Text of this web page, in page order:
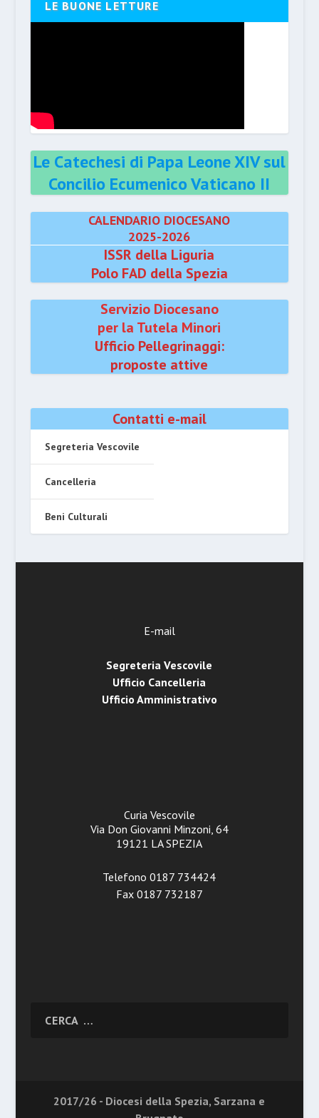
LE BUONE LETTURE
Le Catechesi di Papa Leone XIV sul
Concilio Ecumenico Vaticano II
CALENDARIO DIOCESANO
2025-2026
ISSR della Liguria
Polo FAD della Spezia
Servizio Diocesano
per la Tutela Minori
Ufficio Pellegrinaggi:
proposte attive
Contatti e-mail
Segreteria Vescovile
Cancelleria
Beni Culturali
E-mail
Segreteria Vescovile
Ufficio Cancelleria
Ufficio Amministrativo
Curia Vescovile
Via Don Giovanni Minzoni, 64
19121 LA SPEZIA
Telefono 0187 734424
Fax 0187 732187
2017/26 - Diocesi della Spezia, Sarzana e